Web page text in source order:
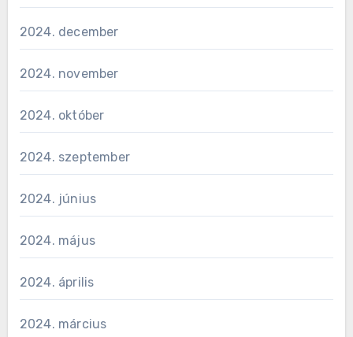
2024. december
2024. november
2024. október
2024. szeptember
2024. június
2024. május
2024. április
2024. március